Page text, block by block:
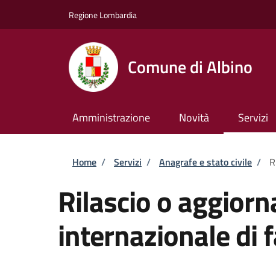
Regione Lombardia
Comune di Albino
Amministrazione Novità Servizi
Briciole di pane
Home / Servizi / Anagrafe e stato civile /
Rilascio o
internazionale di